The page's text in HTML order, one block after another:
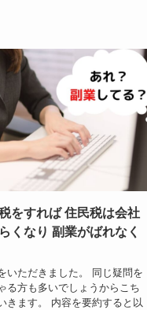
をすれば 住民税は会社
くなり 副業がばれなく
いただきました。 同じ疑問を
る方も多いでしょうからこち
きます。 内容を要約すると以